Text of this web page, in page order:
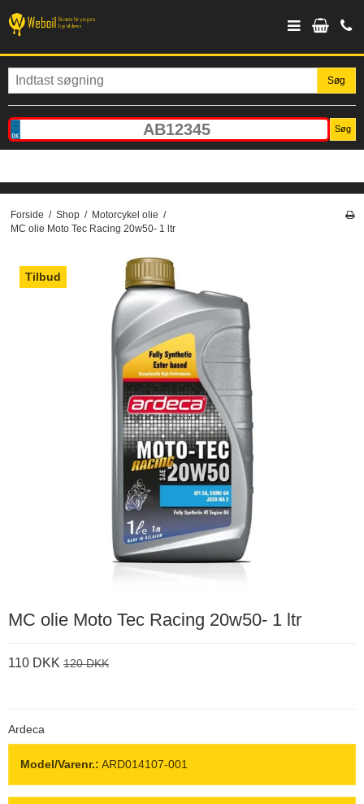
Søg
Søg
Forside / Shop / Motorcykel olie /
MC olie Moto Tec Racing 20w50- 1 ltr
Tilbud
MC olie Moto Tec Racing 20w50- 1 ltr
110 DKK 120 DKK
Ardeca
Model/Varenr.: ARD014107-001